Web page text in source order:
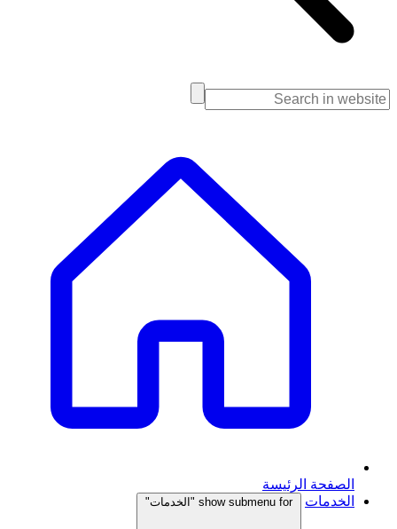
الصفحة الرئيسة
الخدمات
show submenu for "الخدمات"